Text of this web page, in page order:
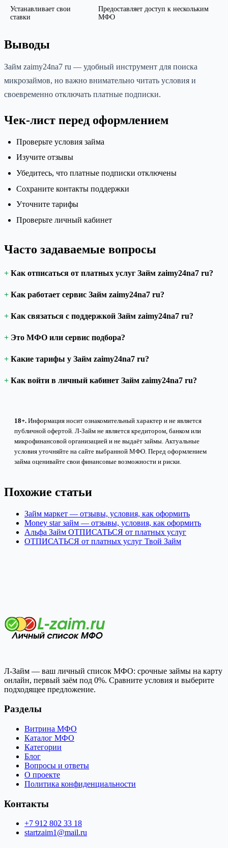
Устанавливает свои
ставки
Предоставляет доступ к нескольким
МФО
Выводы
Займ zaimy24na7 ru — удобный инструмент для поиска
микрозаймов, но важно внимательно читать условия и
своевременно отключать платные подписки.
Чек-лист перед оформлением
Проверьте условия займа
Изучите отзывы
Убедитесь, что платные подписки отключены
Сохраните контакты поддержки
Уточните тарифы
Проверьте личный кабинет
Часто задаваемые вопросы
Как отписаться от платных услуг Займ zaimy24na7 ru?
Как работает сервис Займ zaimy24na7 ru?
Как связаться с поддержкой Займ zaimy24na7 ru?
Это МФО или сервис подбора?
Какие тарифы у Займ zaimy24na7 ru?
Как войти в личный кабинет Займ zaimy24na7 ru?
18+. Информация носит ознакомительный характер и не является
публичной офертой. Л-Займ не является кредитором, банком или
микрофинансовой организацией и не выдаёт займы. Актуальные
условия уточняйте на сайте выбранной МФО. Перед оформлением
займа оценивайте свои финансовые возможности и риски.
Похожие статьи
Займ маркет — отзывы, условия, как оформить
Money star займ — отзывы, условия, как оформить
Альфа Займ ОТПИСАТЬСЯ от платных услуг
ОТПИСАТЬСЯ от платных услуг Твой Займ
Л-Займ — ваш личный список МФО: срочные займы на карту
онлайн, первый заём под 0%. Сравните условия и выберите
подходящее предложение.
Разделы
Витрина МФО
Каталог МФО
Категории
Блог
Вопросы и ответы
О проекте
Политика конфиденциальности
Контакты
+7 912 802 33 18
startzaim1@mail.ru